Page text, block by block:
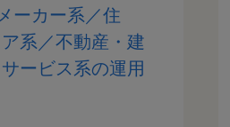
ーカー系／住
系／不動産・建
ービス系の運用